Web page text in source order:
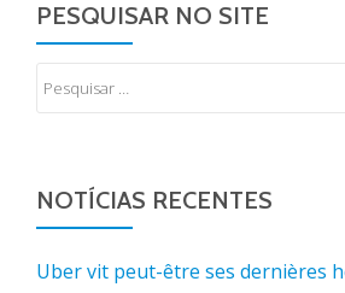
PESQUISAR NO SITE
NOTÍCIAS RECENTES
Uber vit peut-être ses dernières